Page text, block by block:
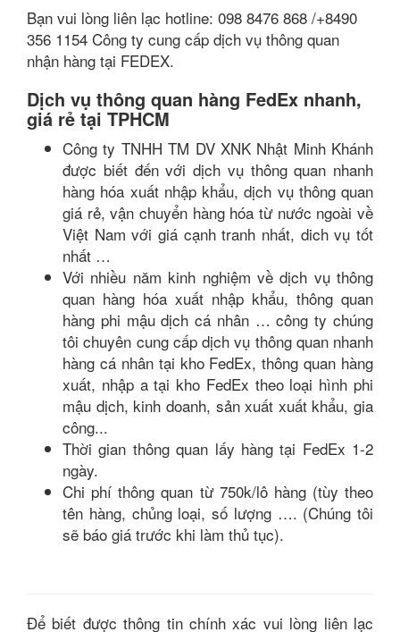
Bạn vui lòng liên lạc hotline: 098 8476 868 /+8490
356 1154 Công ty cung cấp dịch vụ thông quan
nhận hàng tại FEDEX.
Dịch vụ thông quan hàng FedEx nhanh,
giá rẻ tại TPHCM
Công ty TNHH TM DV XNK Nhật Minh Khánh
được biết đến với dịch vụ thông quan nhanh
hàng hóa xuất nhập khẩu, dịch vụ thông quan
giá rẻ, vận chuyển hàng hóa từ nước ngoài về
Việt Nam với giá cạnh tranh nhất, dich vụ tốt
nhất …
Với nhiều năm kinh nghiệm về dịch vụ thông
quan hàng hóa xuất nhập khẩu, thông quan
hàng phi mậu dịch cá nhân … công ty chúng
tôi chuyên cung cấp dịch vụ thông quan nhanh
hàng cá nhân tại kho FedEx, thông quan hàng
xuất, nhập a tại kho FedEx theo loại hình phi
mậu dịch, kinh doanh, sản xuất xuất khẩu, gia
công...
Thời gian thông quan lấy hàng tại FedEx 1-2
ngày.
Chi phí thông quan từ 750k/lô hàng (tùy theo
tên hàng, chủng loại, số lượng …. (Chúng tôi
sẽ báo giá trước khi làm thủ tục).
Để biết được thông tin chính xác vui lòng liên lạc